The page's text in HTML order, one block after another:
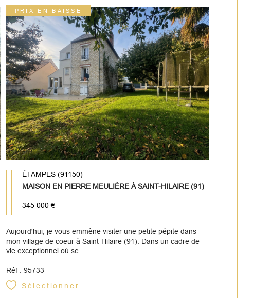
PRIX EN BAISSE
ÉTAMPES (91150)
MAISON EN PIERRE MEULIÈRE À SAINT-HILAIRE (91)
345 000 €
Aujourd'hui, je vous emmène visiter une petite pépite dans
mon village de coeur à Saint-Hilaire (91). Dans un cadre de
vie exceptionnel où se...
Réf : 95733
Sélectionner